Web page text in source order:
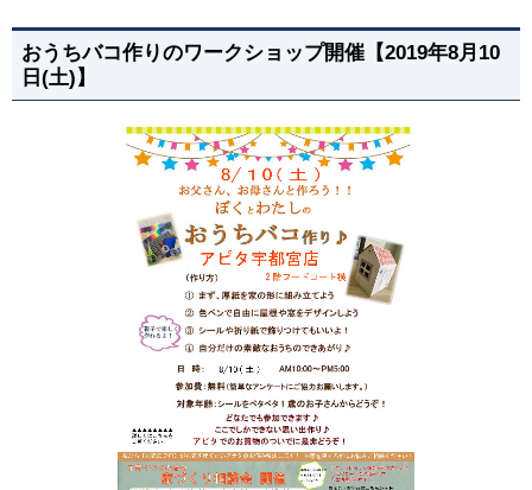
おうちバコ作りのワークショップ開催【2019年8月10
日(土)】